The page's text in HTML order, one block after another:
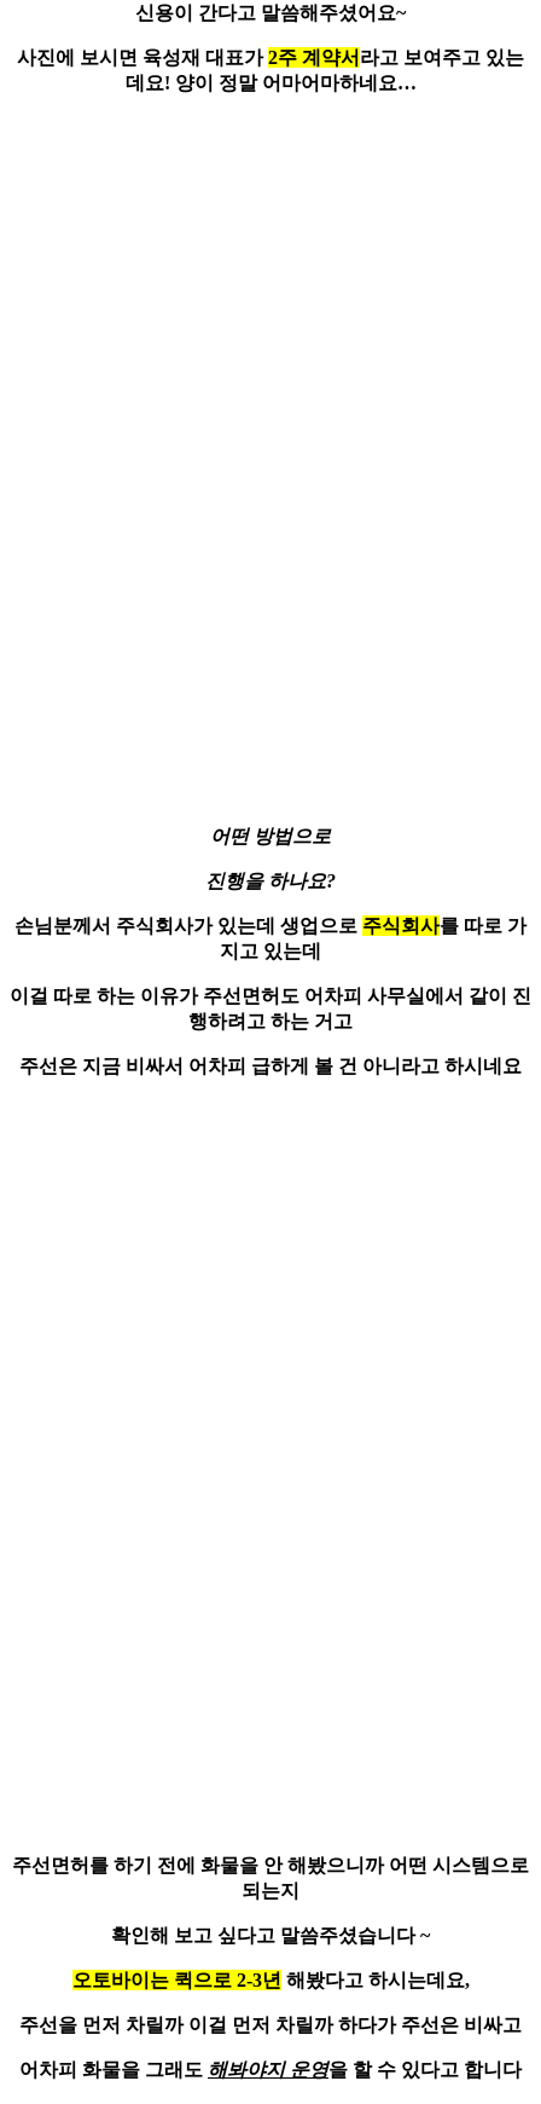
신용이 간다고 말씀해주셨어요~
사진에 보시면 육성재 대표가2주 계약서 라고 보여주고 있는
데요! 양이 정말 어마어마하네요…
어떤 방법으로
진행을 하나요?
손님분께서 주식회사가 있는데 생업으로 주식회사를 따로 가
지고 있는데
이걸 따로 하는 이유가 주선면허 도 어차피 사무실에서 같이 진
행하려고 하는 거고
주선은 지금 비싸서 어차피 급하게 볼 건 아니라고 하시네요
주선면허를 하기 전에 화물을 안 해봤으니까 어떤 시스템으로
되는지
확인해 보고 싶다고 말씀주셨습니다 ~
오토바이는 퀵으로 2-3년 해봤다고 하시는데요,
주선을 먼저 차릴까 이걸 먼저 차릴까 하다가 주선은 비싸고
어차피 화물을 그래도 해봐야지 운영을 할 수 있다고 합니다